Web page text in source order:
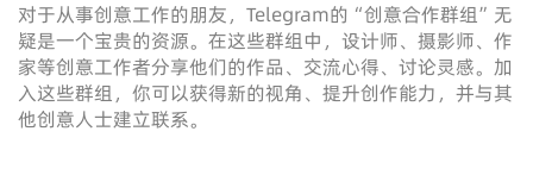
对于从事创意工作的朋友，Telegram的“创意合作群组”无
疑是一个宝贵的资源。在这些群组中，设计师、摄影师、作
家等创意工作者分享他们的作品、交流心得、讨论灵感。加
入这些群组，你可以获得新的视角、提升创作能力，并与其
他创意人士建立联系。